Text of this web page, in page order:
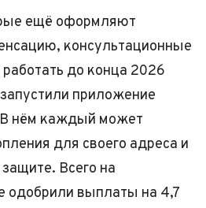
ещё оформляют
консультационные
до конца 2026
приложение
нём каждый может
для своего адреса и
Всего на
одобрили выплаты на 4,7